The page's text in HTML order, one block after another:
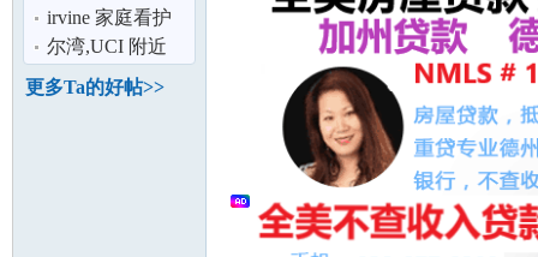
坛
students
资集团-文美集团
多个职位热
irvine 家庭看护
儿童
尔湾,UCI 附近
住家 家教老师
更多Ta的好帖>>